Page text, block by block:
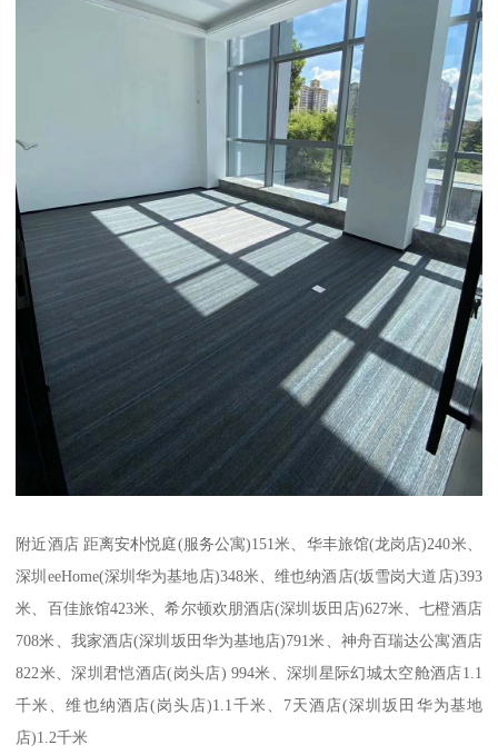
附近酒店 距离安朴悦庭(服务公寓)151米、华丰旅馆(龙岗店)240米、
深圳eeHome(深圳华为基地店)348米、维也纳酒店(坂雪岗大道店)393
米、百佳旅馆423米、希尔顿欢朋酒店(深圳坂田店)627米、七橙酒店
708米、我家酒店(深圳坂田华为基地店)791米、神舟百瑞达公寓酒店
822米、深圳君恺酒店(岗头店) 994米、深圳星际幻城太空舱酒店1.1
千米、维也纳酒店(岗头店)1.1千米、7天酒店(深圳坂田华为基地
店)1.2千米